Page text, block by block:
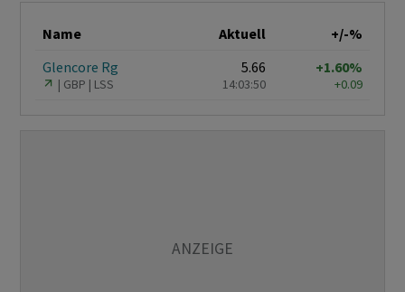
Name Aktuell
+/-%
Glencore Rg
GBP LSS
5.66
14:03:50
+1.60%
+0.09